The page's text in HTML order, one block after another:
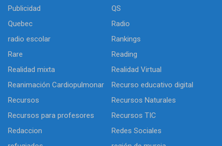
Publicidad
QS
Quebec
Radio
radio escolar
Rankings
Rare
Reading
Realidad mixta
Realidad Virtual
Reanimación Cardiopulmonar
Recurso educativo digital
Recursos
Recursos Naturales
Recursos para profesores
Recursos TIC
Redaccion
Redes Sociales